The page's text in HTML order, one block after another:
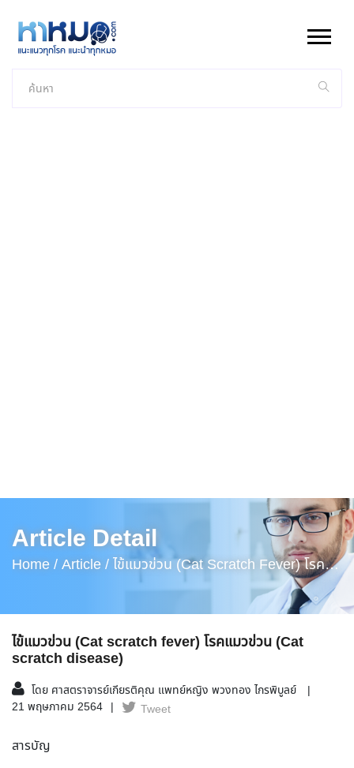
Article Detail
Home /Article /ไข้แมวข่วน (Cat Scratch Fever) โรค
แมวข่วน (Cat Scratch Disease)
ไข้แมวข่วน (Cat scratch fever) โรคแมวข่วน (Cat
scratch disease)
โดย ศาสตราจารย์เกียรติคุณ แพทย์หญิง พวงทอง ไกรพิบูลย์
21 พฤษภาคม 2564
Tweet
สารบัญ